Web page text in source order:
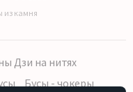
из камня
Дзи на нитях
Бусы - чокеры